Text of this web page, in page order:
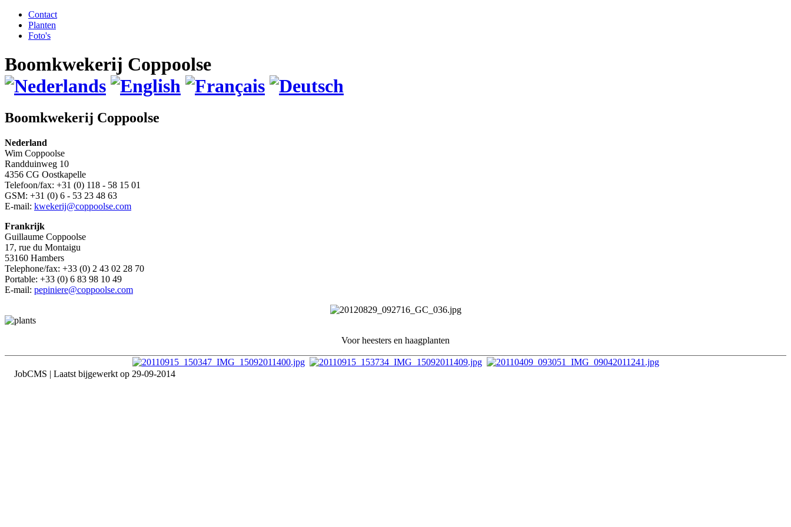
Contact
Planten
Foto's
Boomkwekerij Coppoolse
Boomkwekerij Coppoolse
Nederland
Wim Coppoolse
Randduinweg 10
4356 CG Oostkapelle
Telefoon/fax: +31 (0) 118 - 58 15 01
GSM: +31 (0) 6 - 53 23 48 63
E-mail: kwekerij@coppoolse.com
Frankrijk
Guillaume Coppoolse
17, rue du Montaigu
53160 Hambers
Telephone/fax: +33 (0) 2 43 02 28 70
Portable: +33 (0) 6 83 98 10 49
E-mail: pepiniere@coppoolse.com
Voor heesters en haagplanten
JobCMS | Laatst bijgewerkt op 29-09-2014